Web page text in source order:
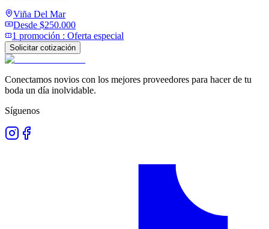
Viña Del Mar
Desde $250.000
1 promoción : Oferta especial
Solicitar cotización
Conectamos novios con los mejores proveedores para hacer de tu
boda un día inolvidable.
Síguenos